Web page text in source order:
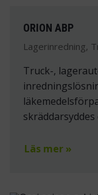
ORION ABP
Lagerinredning,
Truck-,
Läs mer »